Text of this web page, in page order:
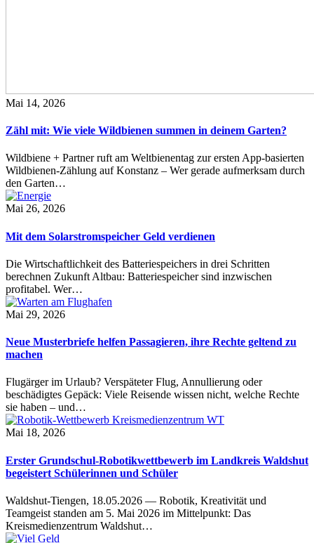
Mai 14, 2026
Zähl mit: Wie viele Wildbienen summen in deinem Garten?
Wildbiene + Partner ruft am Weltbienentag zur ersten App-basierten
Wildbienen-Zählung auf Konstanz – Wer gerade aufmerksam durch
den Garten…
Mai 26, 2026
Mit dem Solarstromspeicher Geld verdienen
Die Wirtschaftlichkeit des Batteriespeichers in drei Schritten
berechnen Zukunft Altbau: Batteriespeicher sind inzwischen
profitabel. Wer…
Mai 29, 2026
Neue Musterbriefe helfen Passagieren, ihre Rechte geltend zu
machen
Flugärger im Urlaub? Verspäteter Flug, Annullierung oder
beschädigtes Gepäck: Viele Reisende wissen nicht, welche Rechte
sie haben – und…
Mai 18, 2026
Erster Grundschul-Robotikwettbewerb im Landkreis Waldshut
begeistert Schülerinnen und Schüler
Waldshut-Tiengen, 18.05.2026 — Robotik, Kreativität und
Teamgeist standen am 5. Mai 2026 im Mittelpunkt: Das
Kreismedienzentrum Waldshut…